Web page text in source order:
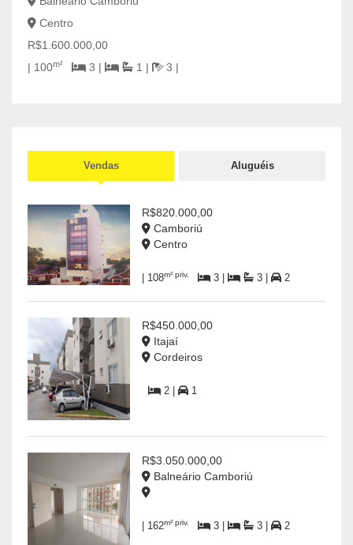
Centro
R$1.600.000,00
| 100m² 3 | 1 | 3 |
Vendas Aluguéis
R$820.000,00
Camboriú
Centro
| 108m² priv. 3 | 3 | 2
R$450.000,00
Itajaí
Cordeiros
2 | 1
R$3.050.000,00
Balneário Camboriú
| 162m² priv. 3 | 3 | 2